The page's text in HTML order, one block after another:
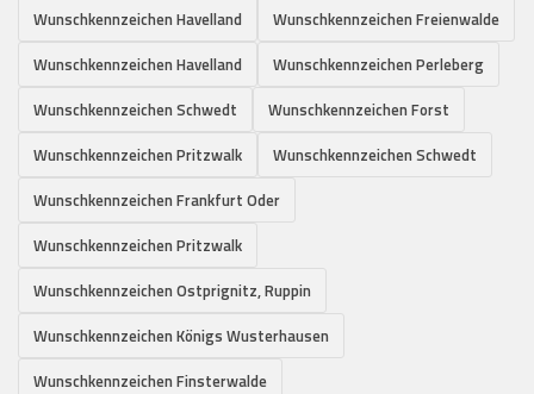
Wunschkennzeichen Havelland
Wunschkennzeichen Freienwalde
Wunschkennzeichen Havelland
Wunschkennzeichen Perleberg
Wunschkennzeichen Schwedt
Wunschkennzeichen Forst
Wunschkennzeichen Pritzwalk
Wunschkennzeichen Schwedt
Wunschkennzeichen Frankfurt Oder
Wunschkennzeichen Pritzwalk
Wunschkennzeichen Ostprignitz, Ruppin
Wunschkennzeichen Königs Wusterhausen
Wunschkennzeichen Finsterwalde